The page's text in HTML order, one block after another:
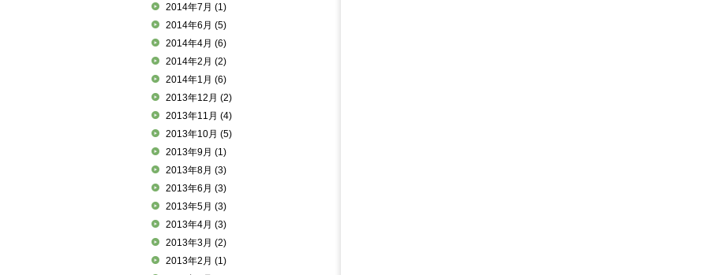
2014年7月 (1)
2014年6月 (5)
2014年4月 (6)
2014年2月 (2)
2014年1月 (6)
2013年12月 (2)
2013年11月 (4)
2013年10月 (5)
2013年9月 (1)
2013年8月 (3)
2013年6月 (3)
2013年5月 (3)
2013年4月 (3)
2013年3月 (2)
2013年2月 (1)